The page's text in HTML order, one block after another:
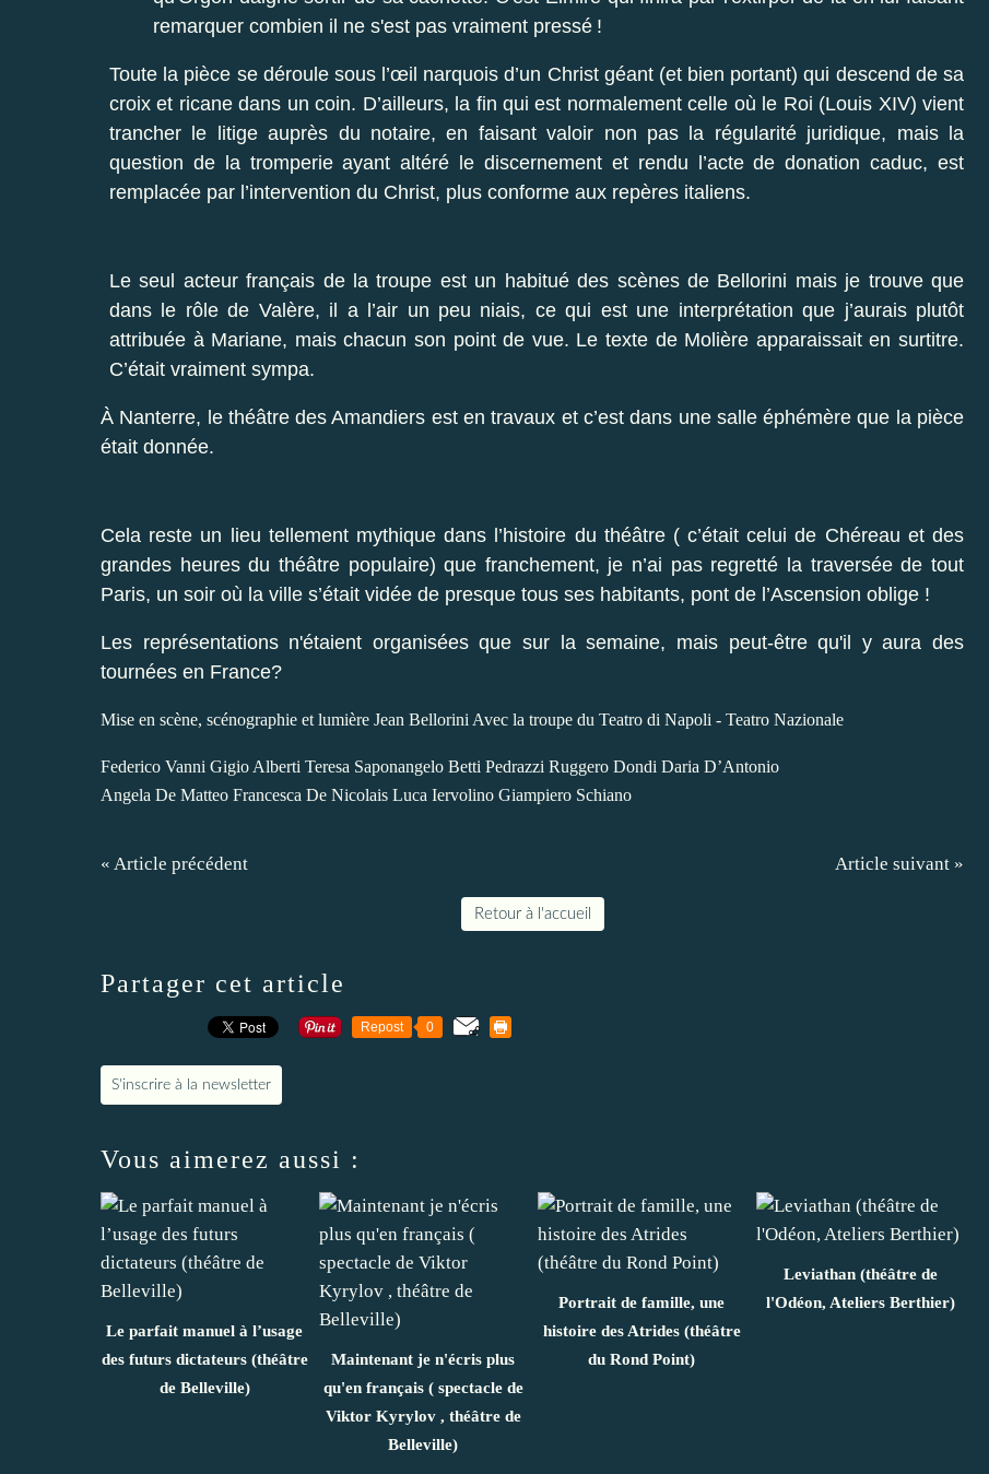
remarquer combien il ne s'est pas vraiment pressé !
Toute la pièce se déroule sous l’œil narquois d’un Christ géant (et bien portant) qui descend de sa
croix et ricane dans un coin. D’ailleurs, la fin qui est normalement celle où le Roi (Louis XIV) vient
trancher le litige auprès du notaire, en faisant valoir non pas la régularité juridique, mais la
question de la tromperie ayant altéré le discernement et rendu l’acte de donation caduc, est
remplacée par l’intervention du Christ, plus conforme aux repères italiens.
Le seul acteur français de la troupe est un habitué des scènes de Bellorini mais je trouve que
dans le rôle de Valère, il a l’air un peu niais, ce qui est une interprétation que j’aurais plutôt
attribuée à Mariane, mais chacun son point de vue. Le texte de Molière apparaissait en surtitre.
C’était vraiment sympa.
À Nanterre, le théâtre des Amandiers est en travaux et c’est dans une salle éphémère que la pièce
était donnée.
Cela reste un lieu tellement mythique dans l’histoire du théâtre ( c’était celui de Chéreau et des
grandes heures du théâtre populaire) que franchement, je n’ai pas regretté la traversée de tout
Paris, un soir où la ville s’était vidée de presque tous ses habitants, pont de l’Ascension oblige !
Les représentations n'étaient organisées que sur la semaine, mais peut-être qu'il y aura des
tournées en France?
Mise en scène, scénographie et lumière Jean Bellorini Avec la troupe du Teatro di Napoli - Teatro Nazionale
Federico Vanni Gigio Alberti Teresa Saponangelo Betti Pedrazzi Ruggero Dondi Daria D’Antonio
Angela De Matteo Francesca De Nicolais Luca Iervolino Giampiero Schiano
« Article précédent Article suivant »
Retour à l'accueil
Partager cet article
Repost 0
S'inscrire à la newsletter
Vous aimerez aussi :
Le parfait manuel à l’usage
des futurs dictateurs (théâtre
de Belleville)
Maintenant je n'écris plus
qu'en français ( spectacle de
Viktor Kyrylov , théâtre de
Belleville)
Portrait de famille, une
histoire des Atrides (théâtre
du Rond Point)
Leviathan (théâtre de
l'Odéon, Ateliers Berthier)